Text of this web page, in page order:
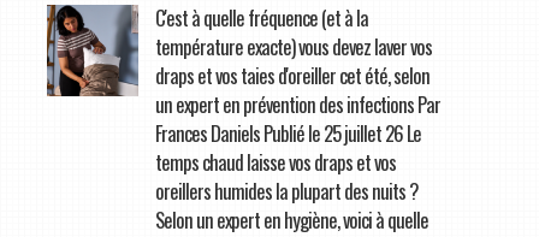
C'est à quelle fréquence (et à la
température exacte) vous devez laver vos
draps et vos taies d'oreiller cet été, selon
un expert en prévention des infections Par
Frances Daniels Publié le 25 juillet 26 Le
temps chaud laisse vos draps et vos
oreillers humides la plupart des nuits ?
Selon un expert en hygiène, voici à quelle